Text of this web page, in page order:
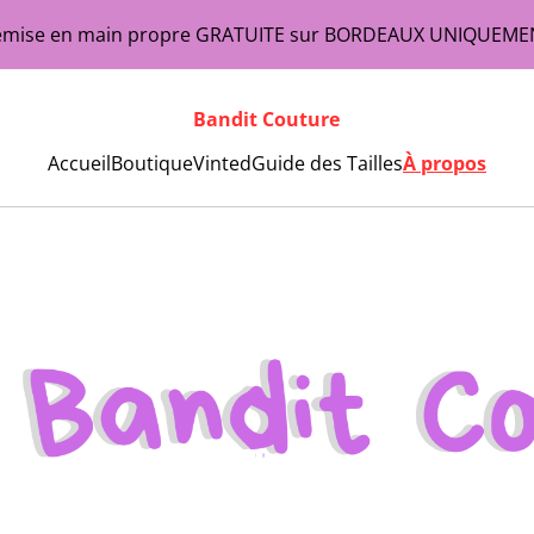
en main propre GRATUITE sur BORDEAUX
Bandit Couture
AccueilBoutiqueVintedGuide des TaillesÀ propos